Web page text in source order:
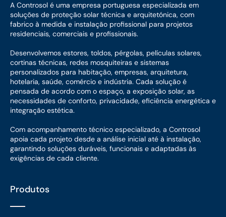
A Controsol é uma empresa portuguesa especializada em
soluções de proteção solar técnica e arquitetónica, com
fabrico à medida e instalação profissional para projetos
residenciais, comerciais e profissionais.
Desenvolvemos estores, toldos, pérgolas, películas solares,
cortinas técnicas, redes mosquiteiras e sistemas
personalizados para habitação, empresas, arquitetura,
hotelaria, saúde, comércio e indústria. Cada solução é
pensada de acordo com o espaço, a exposição solar, as
necessidades de conforto, privacidade, eficiência energética e
integração estética.
Com acompanhamento técnico especializado, a Controsol
apoia cada projeto desde a análise inicial até à instalação,
garantindo soluções duráveis, funcionais e adaptadas às
exigências de cada cliente.
Produtos